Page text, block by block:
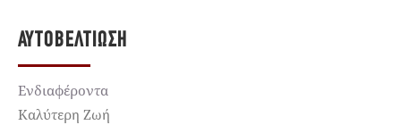
ΑΥΤΟΒΕΛΤΊΩΣΗ
Ενδιαφέροντα
Καλύτερη Ζωή